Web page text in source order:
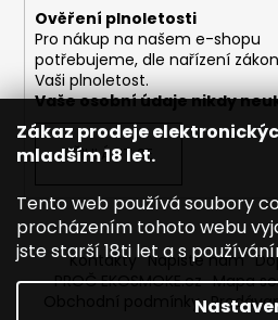
Zákaz prodeje
mladším 18 let.
Tento web používá soubory
procházením tohoto webu
jste starší 18ti let a s
DEKANG
DESERT
SHIP
10ML
18MG
169
Kč
Původně:
Kč
Ověření plnoletosti
Pro nákup na našem e-shopu
potřebujeme, dle nařízení
Vaši plnoletost.
Vaše osobní údaje nikdy
PŘIHLÁSIT SE
Kontakty Napište nám
PROČ EKOSMOKE.cz Mapa
Obchodní podmínky